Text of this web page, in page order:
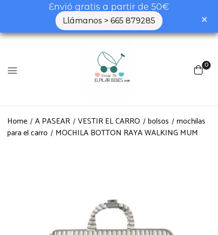
Envió gratis a partir de 50€
Llámanos > 665 879285
0
Home A PASEAR VESTIR EL CARRO bolsos
mochilas
para el carro
MOCHILA BOTTON RAYA WALKING MUM